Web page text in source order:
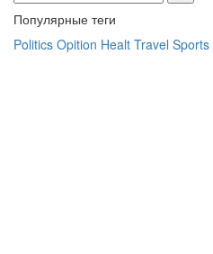
Популярные теги
Politics Opition Healt Travel Sports